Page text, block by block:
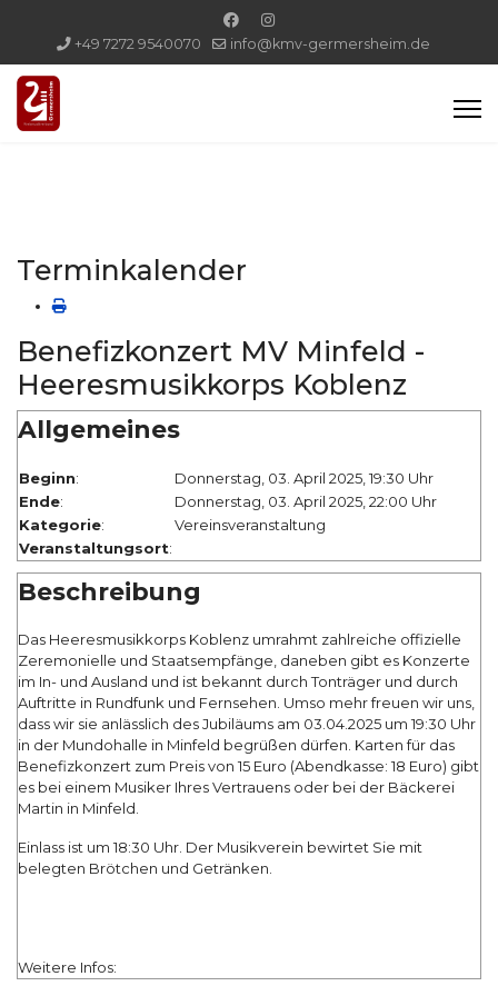
+49 7272 9540070 info@kmv-germersheim.de
Terminkalender
Benefizkonzert MV Minfeld -
Heeresmusikkorps Koblenz
Allgemeines
Beginn:
Donnerstag, 03. April 2025, 19:30 Uhr
Ende:
Donnerstag, 03. April 2025, 22:00 Uhr
Kategorie:
Vereinsveranstaltung
Veranstaltungsort:
Beschreibung
Das Heeresmusikkorps Koblenz umrahmt zahlreiche offizielle
Zeremonielle und Staatsempfänge, daneben gibt es Konzerte
im In- und Ausland und ist bekannt durch Tonträger und durch
Auftritte in Rundfunk und Fernsehen. Umso mehr freuen wir uns,
dass wir sie anlässlich des Jubiläums am 03.04.2025 um 19:30 Uhr
in der Mundohalle in Minfeld begrüßen dürfen. Karten für das
Benefizkonzert zum Preis von 15 Euro (Abendkasse: 18 Euro) gibt
es bei einem Musiker Ihres Vertrauens oder bei der Bäckerei
Martin in Minfeld.
Einlass ist um 18:30 Uhr. Der Musikverein bewirtet Sie mit
belegten Brötchen und Getränken.
Weitere Infos: